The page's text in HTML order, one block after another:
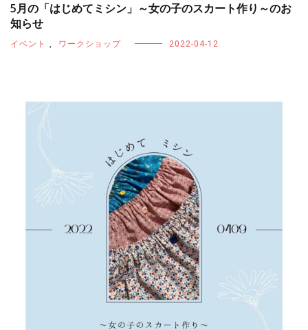
5月の「はじめてミシン」～女の子のスカート作り～のお
知らせ
イベント , ワークショップ 2022-04-12